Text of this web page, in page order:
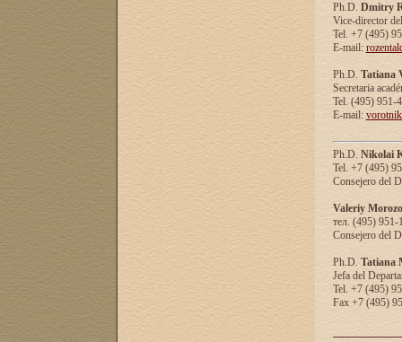
Ph.D. Dmitry
Vice-director
Tel. +7 (495)
E-mail:
Ph.D. Tatiana
Secretaria
Tel. (495) 951-
E-mail:
Ph.D. Nikolai
Tel. +7 (495)
Consejero del
Valeriy
тел. (495) 951-
Consejero del
Ph.D. Tatiana
Jefa del
Tel. +7 (495)
Fax +7 (495)